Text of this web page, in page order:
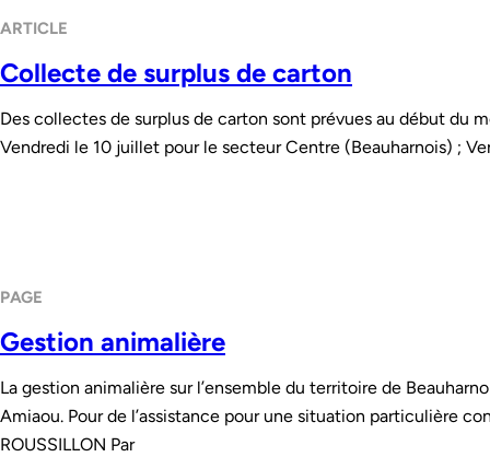
ARTICLE
Collecte de surplus de carton
Des collectes de surplus de carton sont prévues au début du
Vendredi le 10 juillet pour le secteur Centre (Beauharnois) ;
PAGE
Gestion animalière
La gestion animalière sur l’ensemble du territoire de
Amiaou. Pour de l’assistance pour une situation particulière
ROUSSILLON Par